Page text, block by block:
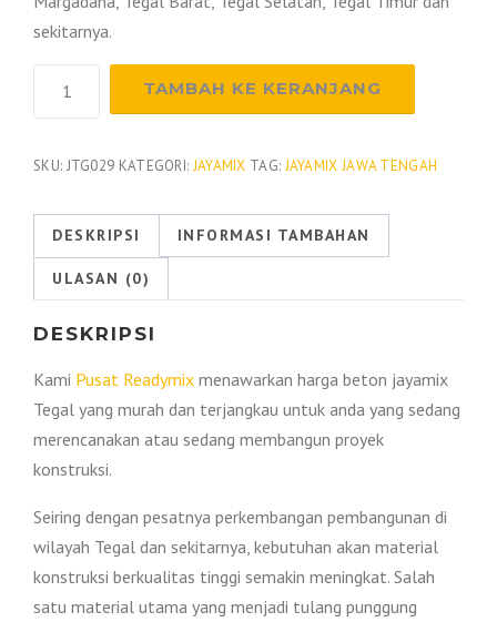
sekitarnya.
Jayamix
2026
TAMBAH KE KERANJANG
SKU: JTG029 KATEGORI: JAYAMIX TAG: JAYAMIX JAWA TENGAH
DESKRIPSI INFORMASI TAMBAHAN
ULASAN (0)
DESKRIPSI
Kami Pusat Readymix menawarkan harga beton jayamix
Tegal yang murah dan terjangkau untuk anda yang sedang
merencanakan atau sedang membangun proyek
konstruksi.
Seiring dengan pesatnya perkembangan pembangunan di
wilayah Tegal dan sekitarnya, kebutuhan akan material
konstruksi berkualitas tinggi semakin meningkat. Salah
satu material utama yang menjadi tulang punggung